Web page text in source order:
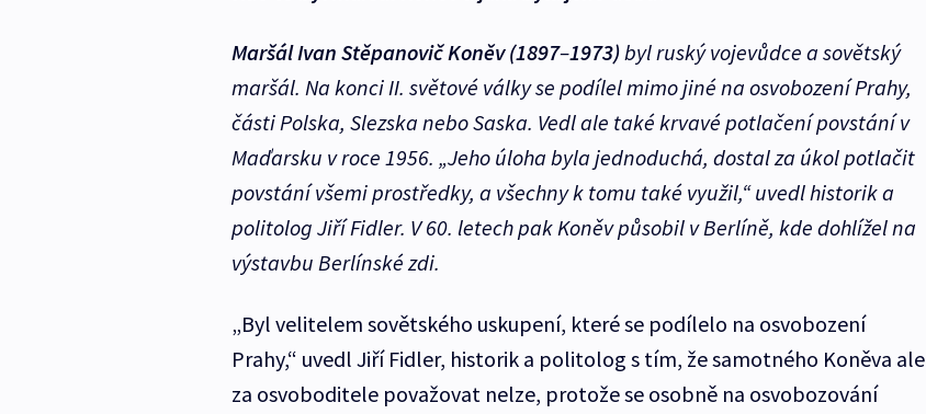
Maršál Ivan Stěpanovič Koněv (1897–1973)byl ruský vojevůdce a sovětský
maršál. Na konci II. světové války se podílel mimo jiné na osvobození Prahy,
části Polska, Slezska nebo Saska. Vedl ale také krvavé potlačení povstání v
Maďarsku v roce 1956. „Jeho úloha byla jednoduchá, dostal za úkol potlačit
povstání všemi prostředky, a všechny k tomu také využil,“ uvedl historik a
politolog Jiří Fidler. V 60. letech pak Koněv působil v Berlíně, kde dohlížel na
výstavbu Berlínské zdi.
„Byl velitelem sovětského uskupení, které se podílelo na osvobození
Prahy,“ uvedl Jiří Fidler, historik a politolog s tím, že samotného Koněva ale
za osvoboditele považovat nelze, protože se osobně na osvobozování